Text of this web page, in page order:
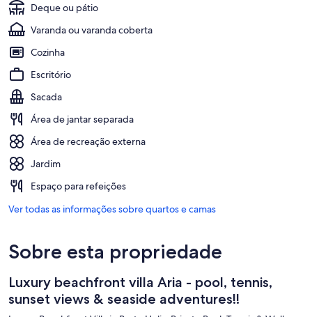
Deque ou pátio
Varanda ou varanda coberta
Cozinha
Escritório
Sacada
Área de jantar separada
Área de recreação externa
Jardim
Espaço para refeições
Ver todas as informações sobre quartos e camas
Sobre esta propriedade
Luxury beachfront villa Aria - pool, tennis,
sunset views & seaside adventures!!